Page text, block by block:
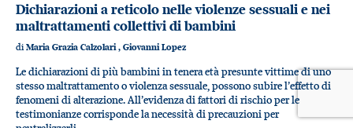
Dichiarazioni a reticolo nelle violenze sessuali e nei
maltrattamenti collettivi di bambini
diMaria Grazia Calzolari, Giovanni Lopez
Le dichiarazioni di più bambini in tenera età presunte vittime di uno
stesso maltrattamento o violenza sessuale, possono subire l’effetto di
fenomeni di alterazione. All’evidenza di fattori di rischio per le
testimonianze corrisponde la necessità di precauzioni per